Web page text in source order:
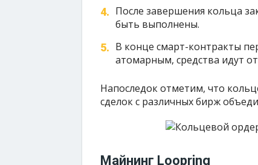
После завершения кольца
быть выполнены.
В конце смарт-контракты
атомарным, средства идут
Напоследок отметим, что
сделок с различных бирж
Майнинг Loopring